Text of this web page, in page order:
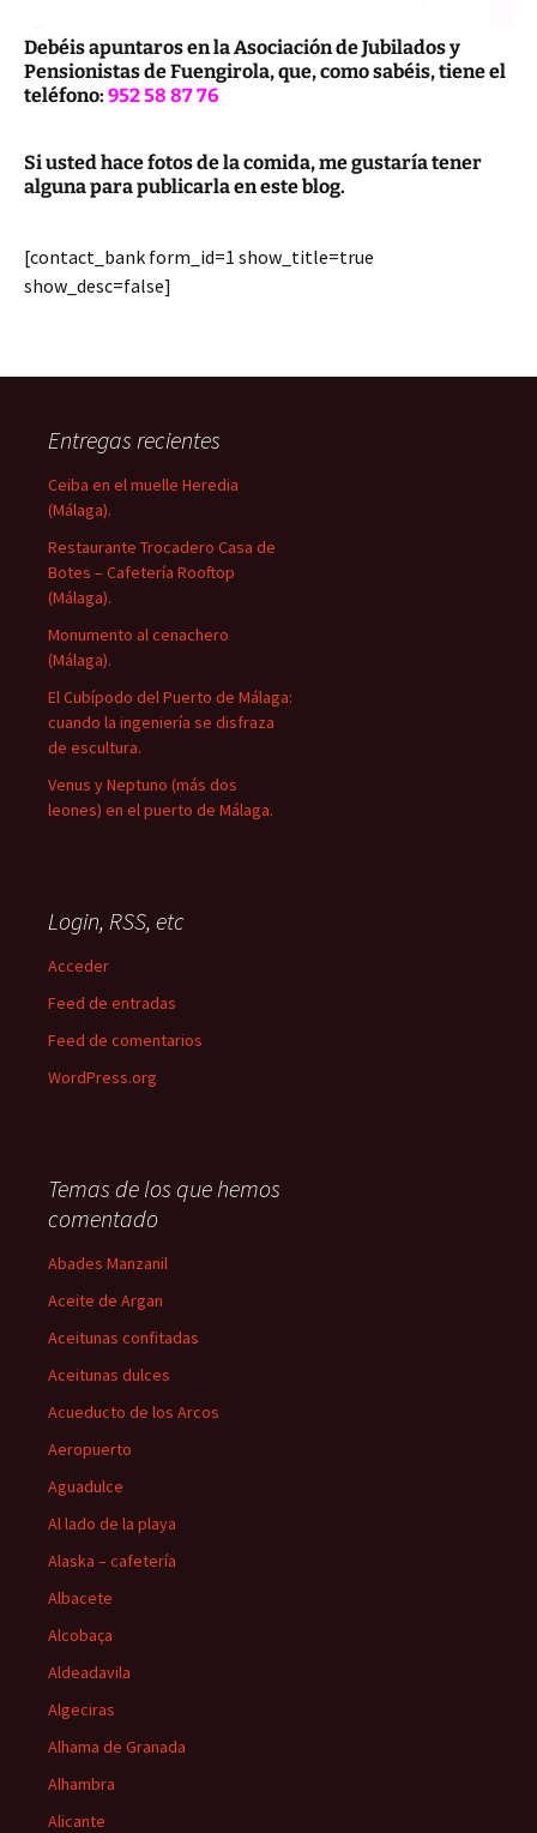
Debéis apuntaros en la Asociación de Jubilados y
Pensionistas de Fuengirola, que, como sabéis, tiene el
teléfono: 952 58 87 76
Si usted hace fotos de la comida, me gustaría tener
alguna para publicarla en este blog.
[contact_bank form_id=1 show_title=true
show_desc=false]
Entregas recientes
Ceiba en el muelle Heredia
(Málaga).
Restaurante Trocadero Casa de
Botes – Cafetería Rooftop
(Málaga).
Monumento al cenachero
(Málaga).
El Cubípodo del Puerto de Málaga:
cuando la ingeniería se disfraza
de escultura.
Venus y Neptuno (más dos
leones) en el puerto de Málaga.
Login, RSS, etc
Acceder
Feed de entradas
Feed de comentarios
WordPress.org
Temas de los que hemos
comentado
Abades Manzanil
Aceite de Argan
Aceitunas confitadas
Aceitunas dulces
Acueducto de los Arcos
Aeropuerto
Aguadulce
Al lado de la playa
Alaska – cafetería
Albacete
Alcobaça
Aldeadavila
Algeciras
Alhama de Granada
Alhambra
Alicante